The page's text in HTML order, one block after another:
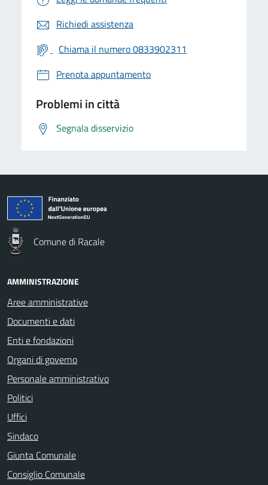
Richiedi assistenza
Chiama il numero 0833902311
Prenota appuntamento
Problemi in città
Segnala disservizio
Comune di Racale
AMMINISTRAZIONE
Aree amministrative
Documenti e dati
Enti e fondazioni
Organi di governo
Personale amministrativo
Politici
Uffici
Sindaco
Giunta Comunale
Consiglio Comunale